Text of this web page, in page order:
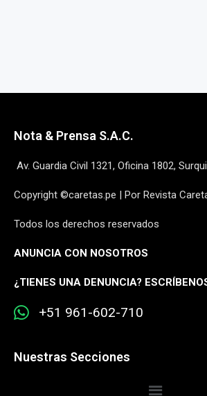
Nota & Prensa S.A.C.
Av. Guardia Civil 1321, Oficina 1802,
Copyright ©caretas.pe | Por Revista
Todos los derechos reservados
ANUNCIA CON NOSOTROS
¿TIENES UNA DENUNCIA?
+51 961-602-710
Nuestras Secciones